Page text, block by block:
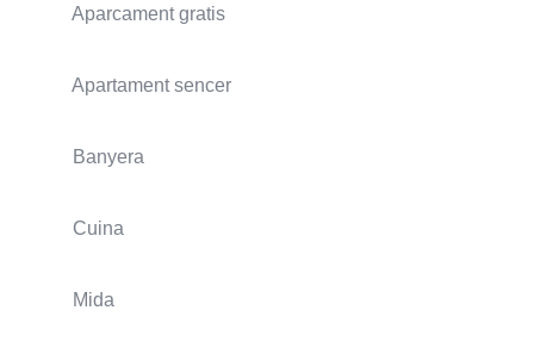
Aparcament gratis
Apartament sencer
Banyera
Cuina
Mida